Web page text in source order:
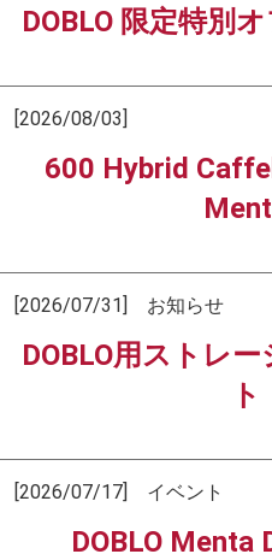
DOBLO 限定特別
[2026/08/03]
600 Hybrid
[2026/07/31] お知らせ
DOBLO用ストレ
ト
[2026/07/17] イベント
DOBLO Menta